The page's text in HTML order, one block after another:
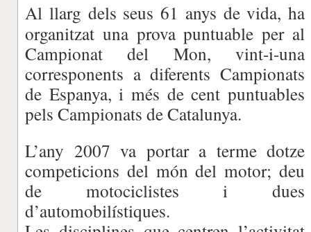
Al llarg dels seus 61 anys de vida, ha
organitzat una prova puntuable per al
Campionat del Mon, vint-i-una
corresponents a diferents Campionats
de Espanya, i més de cent puntuables
pels Campionats de Catalunya.
L’any 2007 va portar a terme dotze
competicions del món del motor; deu
de motociclistes i dues
d’automobilístiques.